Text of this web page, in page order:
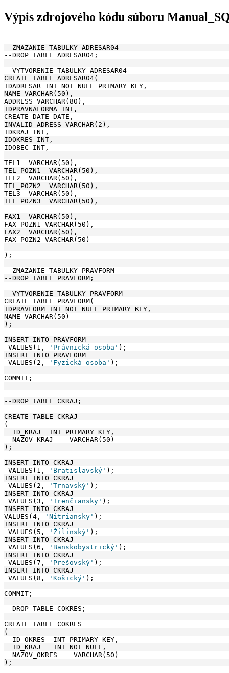
Výpis zdrojového kódu súboru
--ZMAZANIE TABULKY ADRESAR04
--DROP TABLE ADRESAR04;
--VYTVORENIE TABULKY ADRESAR04
CREATE TABLE ADRESAR04(
IDADRESAR INT NOT NULL PRIMARY KEY,
NAME VARCHAR(50),
ADDRESS VARCHAR(80),
IDPRAVNAFORMA INT,
CREATE_DATE DATE,
INVALID_ADRESS VARCHAR(2),
IDKRAJ INT,
IDOKRES INT,
IDOBEC INT,
TEL1  VARCHAR(50),
TEL_POZN1  VARCHAR(50),
TEL2  VARCHAR(50),
TEL_POZN2  VARCHAR(50),
TEL3  VARCHAR(50),
TEL_POZN3  VARCHAR(50),
FAX1  VARCHAR(50),
FAX_POZN1 VARCHAR(50),
FAX2  VARCHAR(50),
FAX_POZN2 VARCHAR(50)
);
--ZMAZANIE TABULKY PRAVFORM
--DROP TABLE PRAVFORM;
--VYTVORENIE TABULKY PRAVFORM
CREATE TABLE PRAVFORM(
IDPRAVFORM INT NOT NULL PRIMARY KEY,
NAME VARCHAR(50)
);
INSERT INTO PRAVFORM
VALUES(1,
'Právnická osoba' );
INSERT INTO PRAVFORM
VALUES(2,
'Fyzická osoba' );
COMMIT;
--DROP TABLE CKRAJ;
CREATE TABLE CKRAJ
(
  ID_KRAJ  INT PRIMARY KEY,
  NAZOV_KRAJ    VARCHAR(50)
);
INSERT INTO CKRAJ
VALUES(1,
'Bratislavský' );
INSERT INTO CKRAJ
VALUES(2,
'Trnavský' );
INSERT INTO CKRAJ
VALUES(3,
'Trenčiansky' );
INSERT INTO CKRAJ
VALUES(4,
'Nitriansky' );
INSERT INTO CKRAJ
VALUES(5,
'Žilinský' );
INSERT INTO CKRAJ
VALUES(6,
'Banskobystrický' );
INSERT INTO CKRAJ
VALUES(7,
'Prešovský' );
INSERT INTO CKRAJ
VALUES(8,
'Košický' );
COMMIT;
--DROP TABLE COKRES;
CREATE TABLE COKRES
(
  ID_OKRES  INT PRIMARY KEY,
  ID_KRAJ   INT NOT NULL,
  NAZOV_OKRES    VARCHAR(50)
);